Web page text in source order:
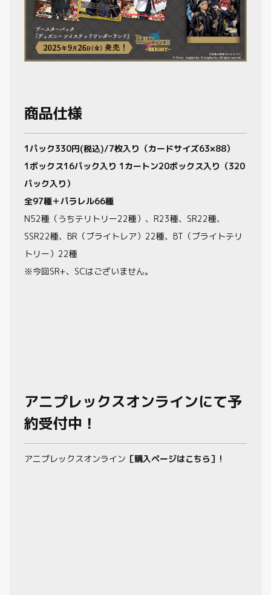
商品仕様
1パック330円(税込)/7枚入り（カードサイズ63×88）
1ボックス16パック入り 1カートン20ボックス入り（320
パック入り）
全97種＋パラレル66種
N52種（うちテリトリー22種）、R23種、SR22種、
SSR22種、BR（ブライトレア）22種、BT（ブライトテリ
トリー）22種
※今回SR+、SCはございません。
アニプレックスオンラインにて予
約受付中！
アニプレックスオンライン ［購入ページはこちら］!